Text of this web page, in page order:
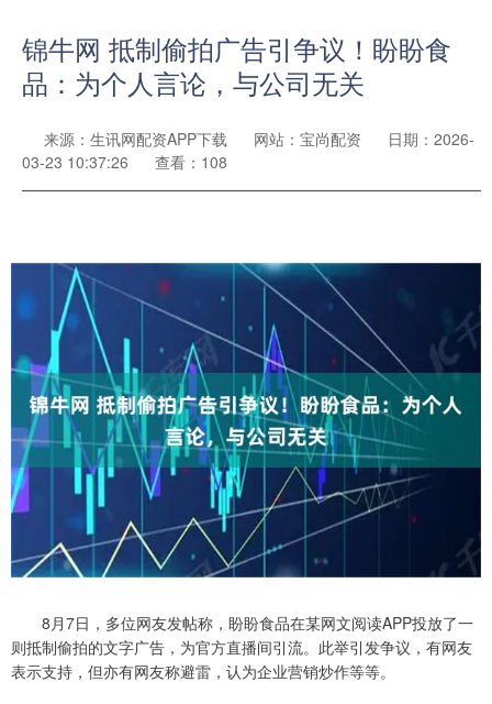
锦牛网 抵制偷拍广告引争议！盼盼食
品：为个人言论，与公司无关
来源：生讯网配资APP下载 网站：宝尚配资
日期：2026-
03-23 10:37:26
查看：108
8月7日，多位网友发帖称，盼盼食品在某网文阅读APP投放了一
则抵制偷拍的文字广告，为官方直播间引流。此举引发争议，有网友
表示支持，但亦有网友称避雷，认为企业营销炒作等等。